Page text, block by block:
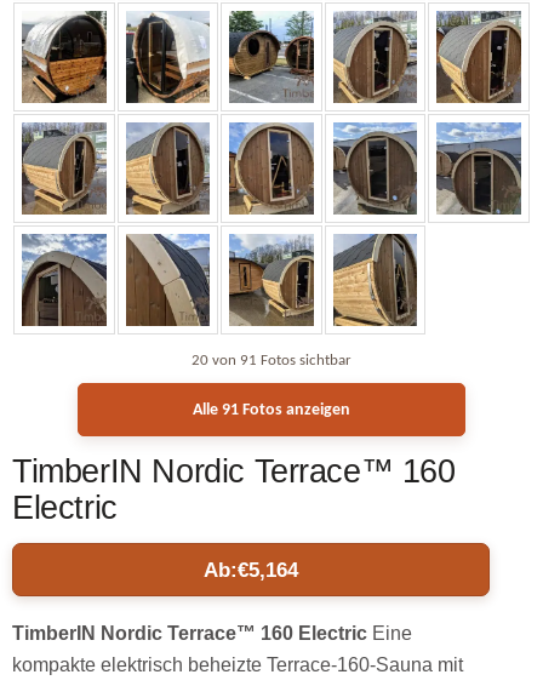
20 von 91 Fotos sichtbar
Alle 91 Fotos anzeigen
TimberIN Nordic Terrace™ 160
Electric
Ab:€5,164
TimberIN Nordic Terrace™ 160 Electric Eine
kompakte elektrisch beheizte Terrace-160-Sauna mit